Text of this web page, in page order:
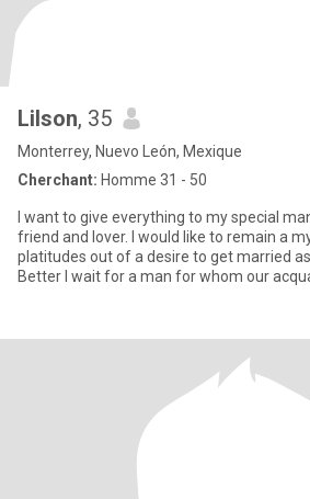
Lilson, 35
Monterrey, Nuevo León, Mexique
Cherchant: Homme 31 - 50
I want to give everything to my special
friend and lover. I would like to remain a
platitudes out of a desire to get married as
Better I wait for a man for whom our